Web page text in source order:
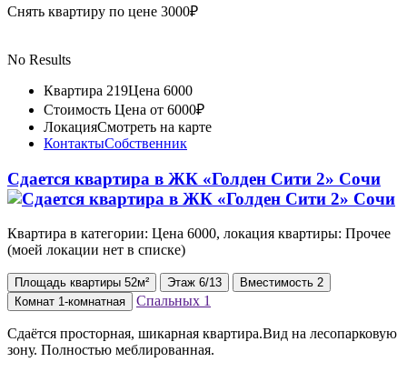
Снять квартиру по цене 3000₽
No Results
Квартира 219Цена 6000
Стоимость Цена от 6000₽
ЛокацияСмотреть на карте
КонтактыСобственник
Сдается квартира в ЖК «Голден Сити 2» Сочи
Квартира в категории: Цена 6000, локация квартиры: Прочее
(моей локации нет в списке)
Площадь квартиры 52м² Этаж 6/13 Вместимость 2
Комнат 1-комнатная Спальных 1
Сдаётся просторная, шикарная квартира.Вид на лесопарковую
зону. Полностью меблированная.